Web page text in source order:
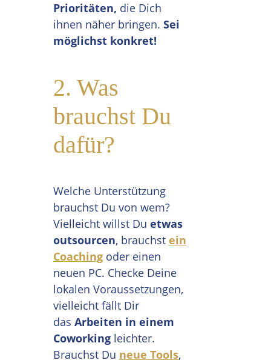
Prioritäten, die Dich
ihnen näher bringen. Sei
möglichst konkret!
2. Was
brauchst Du
dafür?
Welche Unterstützung
brauchst Du von wem?
Vielleicht willst Du etwas
outsourcen, brauchst ein
Coaching oder einen
neuen PC. Checke Deine
lokalen Voraussetzungen,
vielleicht fällt Dir
das Arbeiten in einem
Coworking leichter.
Brauchst Du neue Tools,